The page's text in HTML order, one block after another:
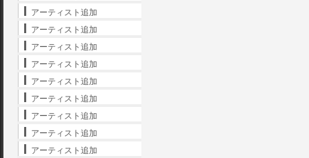
アーティスト追加
アーティスト追加
アーティスト追加
アーティスト追加
アーティスト追加
アーティスト追加
アーティスト追加
アーティスト追加
アーティスト追加